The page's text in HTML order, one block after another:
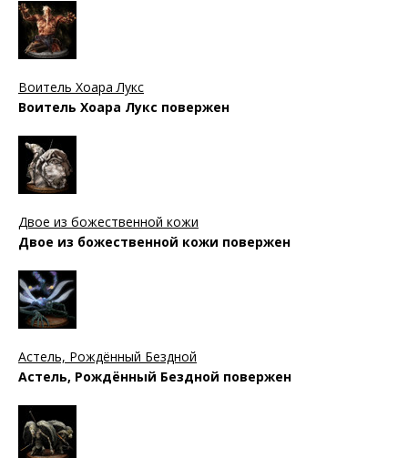
Воитель Хоара Лукс
Воитель Хоара Лукс повержен
Двое из божественной кожи
Двое из божественной кожи повержен
Астель, Рождённый Бездной
Астель, Рождённый Бездной повержен